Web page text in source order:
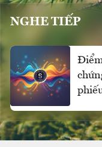
NGHE TIẾP